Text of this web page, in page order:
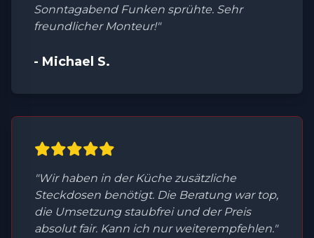
Sonntagabend Funken sprühte. Sehr
freundlicher Monteur!"
- Michael S.
"Wir haben in der Küche zusätzliche
Steckdosen benötigt. Die Beratung war top,
die Umsetzung staubfrei und der Preis
absolut fair. Kann ich nur weiterempfehlen."